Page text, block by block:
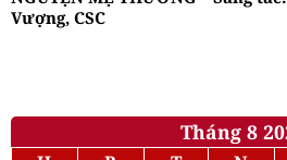
Vượng, CSC
Tháng 8